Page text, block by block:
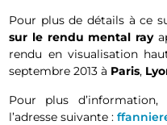
Pour plus de détails à ce
sur le rendu mental ray
rendu en visualisation
septembre 2013 à Paris,
Pour plus
l’adresse suivante :